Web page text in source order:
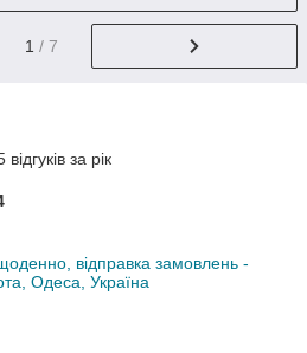
1 / 7
за рік
відправка замовлень -
Одеса, Україна